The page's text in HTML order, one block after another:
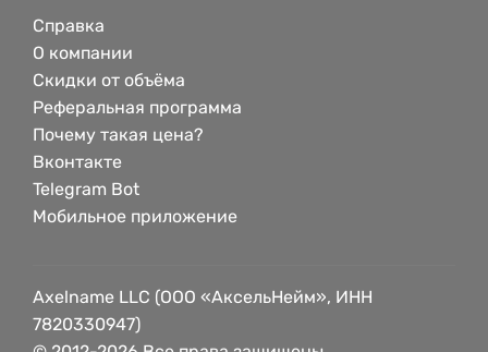
Справка
О компании
Скидки от объёма
Реферальная программа
Почему такая цена?
Вконтакте
Telegram Bot
Мобильное приложение
Axelname LLC (ООО «АксельНейм», ИНН
7820330947)